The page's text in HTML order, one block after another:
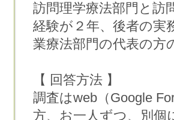
訪問理学療法部門と訪
経験が２年、後者の実
業療法部門の代表の方
【 回答方法 】
調査はweb（Google
方、お一人ずつ、別個